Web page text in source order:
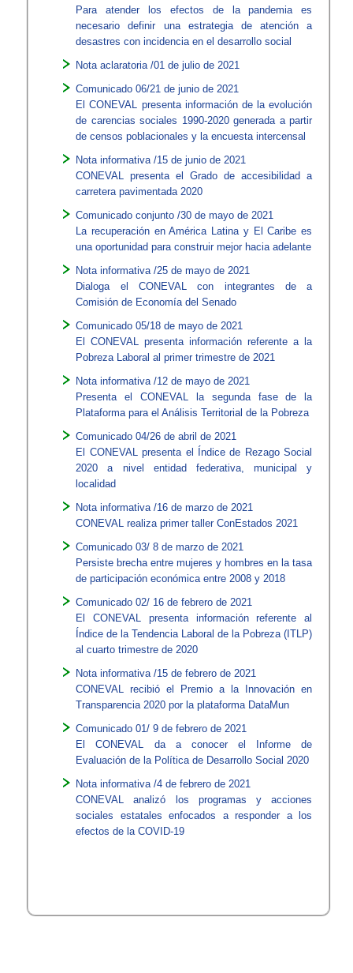
Para atender los efectos de la pandemia es
necesario definir una estrategia de atención a
desastres con incidencia en el desarrollo social
Nota aclaratoria /01 de julio de 2021
Comunicado 06/21 de junio de 2021
El CONEVAL presenta información de la evolución
de carencias sociales 1990-2020 generada a partir
de censos poblacionales y la encuesta intercensal
Nota informativa /15 de junio de 2021
CONEVAL presenta el Grado de accesibilidad a
carretera pavimentada 2020
Comunicado conjunto /30 de mayo de 2021
La recuperación en América Latina y El Caribe es
una oportunidad para construir mejor hacia adelante
Nota informativa /25 de mayo de 2021
Dialoga el CONEVAL con integrantes de a
Comisión de Economía del Senado
Comunicado 05/18 de mayo de 2021
El CONEVAL presenta información referente a la
Pobreza Laboral al primer trimestre de 2021
Nota informativa /12 de mayo de 2021
Presenta el CONEVAL la segunda fase de la
Plataforma para el Análisis Territorial de la Pobreza
Comunicado 04/26 de abril de 2021
El CONEVAL presenta el Índice de Rezago Social
2020 a nivel entidad federativa, municipal y
localidad
Nota informativa /16 de marzo de 2021
CONEVAL realiza primer taller ConEstados 2021
Comunicado 03/ 8 de marzo de 2021
Persiste brecha entre mujeres y hombres en la tasa
de participación económica entre 2008 y 2018
Comunicado 02/ 16 de febrero de 2021
El CONEVAL presenta información referente al
Índice de la Tendencia Laboral de la Pobreza (ITLP)
al cuarto trimestre de 2020
Nota informativa /15 de febrero de 2021
CONEVAL recibió el Premio a la Innovación en
Transparencia 2020 por la plataforma DataMun
Comunicado 01/ 9 de febrero de 2021
El CONEVAL da a conocer el Informe de
Evaluación de la Política de Desarrollo Social 2020
Nota informativa /4 de febrero de 2021
CONEVAL analizó los programas y acciones
sociales estatales enfocados a responder a los
efectos de la COVID-19